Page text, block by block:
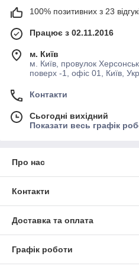
100% позитивних з 23
Працює з 02.11.2016
м. Київ
м. Київ, провулок
поверх -1, офіс 01, Київ,
Контакти
Сьогодні вихідний
Показати весь графік
Про нас
Контакти
Доставка та оплата
Графік роботи